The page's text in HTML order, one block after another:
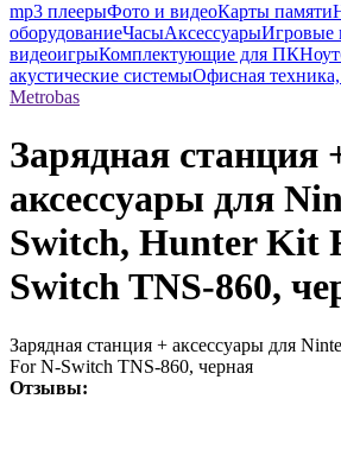
mp3 плеерыФото и видеоКарты памяти
оборудованиеЧасыАксессуарыИгровые
видеоигрыКомплектующие для ПК
акустические системыОфисная
Metrobas
Зарядная станция
аксессуары для
Switch, Hunter Kit
Switch TNS-860,
Зарядная станция + аксессуары для
For N-Switch TNS-860, черная
Отзывы: